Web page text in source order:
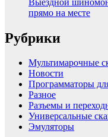
прямо на месте
Рубрики
Мультимарочные
Новости
Программаторы
Разное
Разъемы и
Универсальные
Эмуляторы